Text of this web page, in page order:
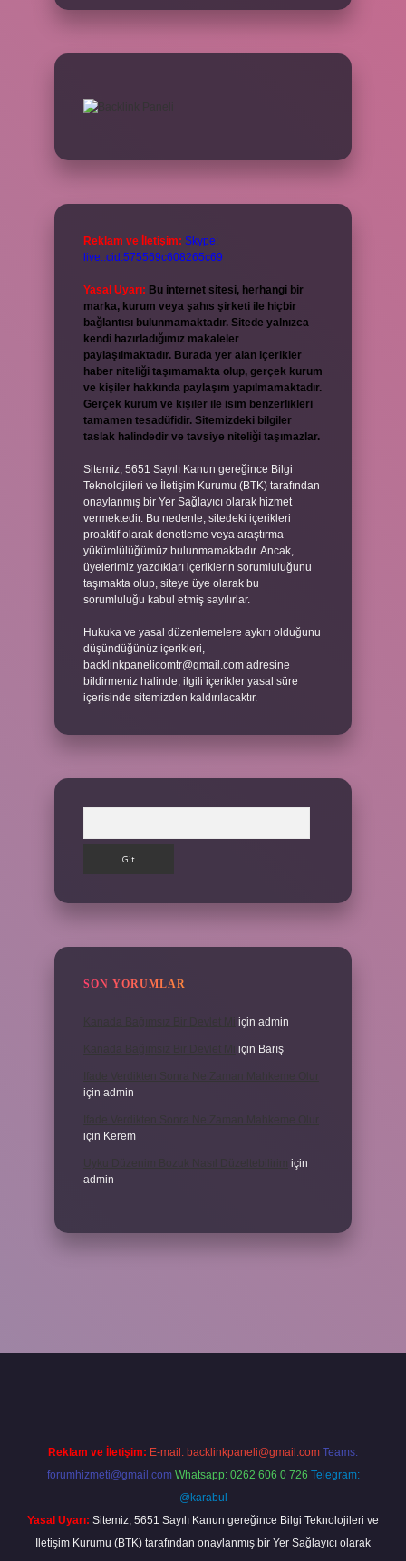
Reklam ve İletişim: Skype:
live:.cid.575569c608265c69
Yasal Uyarı: Bu internet sitesi, herhangi bir
marka, kurum veya şahıs şirketi ile hiçbir
bağlantısı bulunmamaktadır. Sitede yalnızca
kendi hazırladığımız makaleler
paylaşılmaktadır. Burada yer alan içerikler
haber niteliği taşımamakta olup, gerçek kurum
ve kişiler hakkında paylaşım yapılmamaktadır.
Gerçek kurum ve kişiler ile isim benzerlikleri
tamamen tesadüfidir. Sitemizdeki bilgiler
taslak halindedir ve tavsiye niteliği taşımazlar.
Sitemiz, 5651 Sayılı Kanun gereğince Bilgi
Teknolojileri ve İletişim Kurumu (BTK) tarafından
onaylanmış bir Yer Sağlayıcı olarak hizmet
vermektedir. Bu nedenle, sitedeki içerikleri
proaktif olarak denetleme veya araştırma
yükümlülüğümüz bulunmamaktadır. Ancak,
üyelerimiz yazdıkları içeriklerin sorumluluğunu
taşımakta olup, siteye üye olarak bu
sorumluluğu kabul etmiş sayılırlar.
Hukuka ve yasal düzenlemelere aykırı olduğunu
düşündüğünüz içerikleri,
backlinkpanelicomtr@gmail.com adresine
bildirmeniz halinde, ilgili içerikler yasal süre
içerisinde sitemizden kaldırılacaktır.
SON YORUMLAR
için admin
için Barış
için admin
için Kerem
için
admin
Reklam ve İletişim: E-mail: backlinkpaneli@gmail.com Teams:
forumhizmeti@gmail.com Whatsapp: 0262 606 0 726 Telegram:
@karabul
Yasal Uyarı: Sitemiz, 5651 Sayılı Kanun gereğince Bilgi Teknolojileri ve
İletişim Kurumu (BTK) tarafından onaylanmış bir Yer Sağlayıcı olarak